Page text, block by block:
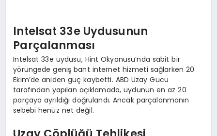
Intelsat 33e Uydusunun
Parçalanması
Intelsat 33e uydusu, Hint Okyanusu’nda sabit bir
yörüngede geniş bant internet hizmeti sağlarken 20
Ekim’de aniden güç kaybetti. ABD Uzay Gücü
tarafından yapılan açıklamada, uydunun en az 20
parçaya ayrıldığı doğrulandı. Ancak parçalanmanın
sebebi henüz net değil.